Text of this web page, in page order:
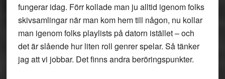
fungerar idag. Förr kollade man ju alltid igenom folks
skivsamlingar när man kom hem till någon, nu kollar
man igenom folks playlists på datorn istället – och
det är slående hur liten roll genrer spelar. Så tänker
jag att vi jobbar. Det finns andra beröringspunkter.